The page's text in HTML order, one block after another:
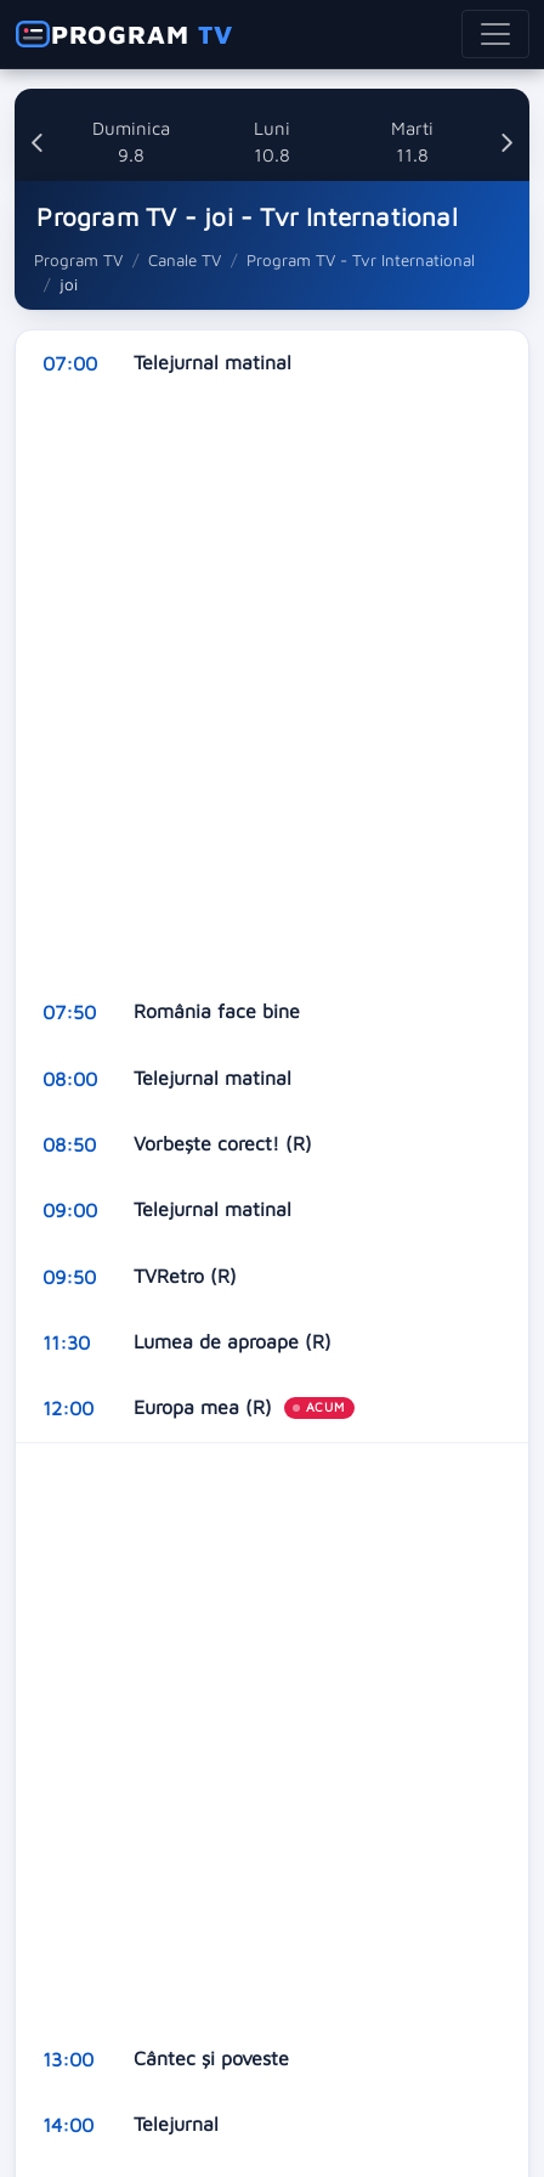
PROGRAMTV
Duminica
9.8
Luni
10.8
Marti
11.8
Program TV - joi - Tvr International
Program TV Canale TV
Program TV - Tvr International
joi
07:00 Telejurnal matinal
07:50 România face bine
08:00 Telejurnal matinal
08:50 Vorbeşte corect! (R)
09:00 Telejurnal matinal
09:50 TVRetro (R)
11:30 Lumea de aproape (R)
12:00 Europa mea (R) ACUM
13:00 Cântec şi poveste
14:00 Telejurnal